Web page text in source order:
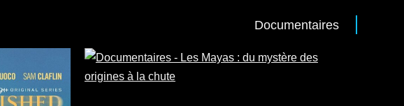
Documentaires
4 x 45
Docudrama/Histoire
Réalisateur : Quentin Domart